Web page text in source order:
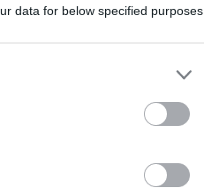
data for below specified purposes
με το
έναν
όλα